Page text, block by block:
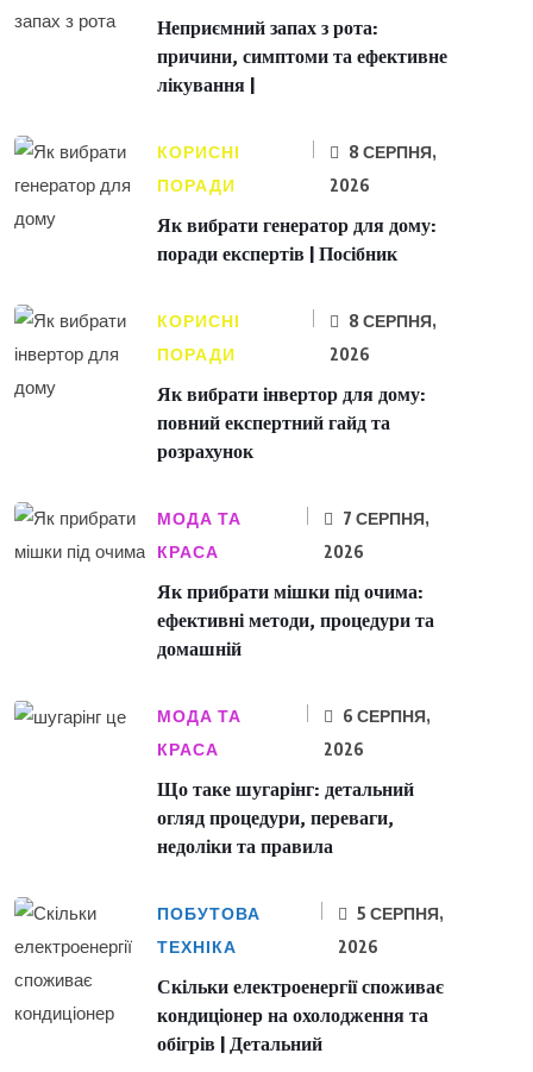
Неприємний запах з рота:
причини, симптоми та ефективне
лікування |
КОРИСНІ
ПОРАДИ
8 СЕРПНЯ,
2026
Як вибрати генератор для дому:
поради експертів | Посібник
КОРИСНІ
ПОРАДИ
8 СЕРПНЯ,
2026
Як вибрати інвертор для дому:
повний експертний гайд та
розрахунок
МОДА ТА
КРАСА
7 СЕРПНЯ,
2026
Як прибрати мішки під очима:
ефективні методи, процедури та
домашній
МОДА ТА
КРАСА
6 СЕРПНЯ,
2026
Що таке шугарінг: детальний
огляд процедури, переваги,
недоліки та правила
ПОБУТОВА
ТЕХНІКА
5 СЕРПНЯ,
2026
Скільки електроенергії споживає
кондиціонер на охолодження та
обігрів | Детальний